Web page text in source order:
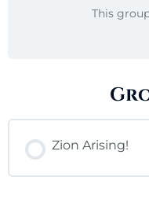
This
Zion Arising!